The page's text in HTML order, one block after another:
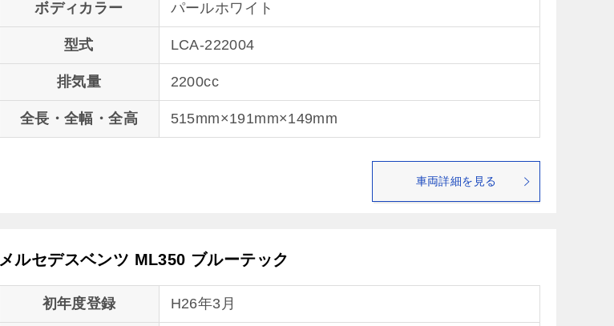
ボディカラー パールホワイト
型式 LCA-222004
排気量 2200cc
全長・全幅・全高 515mm×191mm×149mm
車両詳細を見る
メルセデスベンツ ML350 ブルーテック
初年度登録 H26年3月